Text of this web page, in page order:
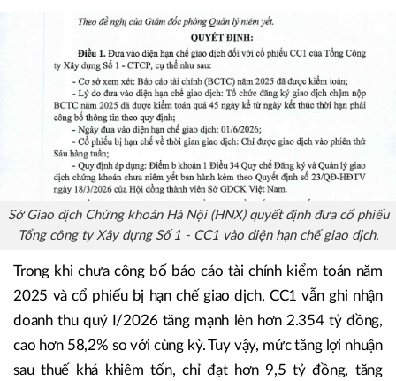
Sở Giao dịch Chứng khoán Hà Nội (HNX) quyết định đưa cổ phiếu
Tổng công ty Xây dựng Số 1 - CC1 vào diện hạn chế giao dịch.
Trong khi chưa công bố báo cáo tài chính kiểm toán năm
2025 và cổ phiếu bị hạn chế giao dịch, CC1 vẫn ghi nhận
doanh thu quý I/2026 tăng mạnh lên hơn 2.354 tỷ đồng,
cao hơn 58,2% so với cùng kỳ. Tuy vậy, mức tăng lợi nhuận
sau thuế khá khiêm tốn, chỉ đạt hơn 9,5 tỷ đồng, tăng